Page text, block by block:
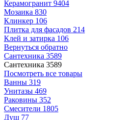
Керамогранит 9404
Мозаика 830
Клинкер 106
Плитка для фасадов 214
Клей и затирка 106
Вернуться обратно
Сантехника 3589
Сантехника 3589
Посмотреть все товары
Ванны 319
Унитазы 469
Раковины 352
Смесители 1805
Душ 77